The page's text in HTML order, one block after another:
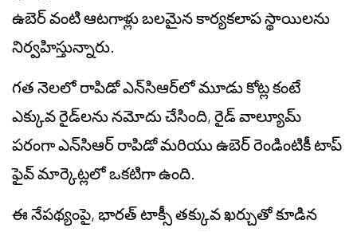
ఉబెర్ వంటి ఆటగాళ్లు బలమైన కార్యకలాప స్థాయిలను
నిర్వహిస్తున్నారు.
గత నెలలో రాపిడో ఎన్‌సిఆర్‌లో మూడు కోట్ల కంటే
ఎక్కువ రైడ్‌లను నమోదు చేసింది, రైడ్ వాల్యూమ్
పరంగా ఎన్‌సిఆర్ రాపిడో మరియు ఉబెర్ రెండింటికీ టాప్
ఫైవ్ మార్కెట్లలో ఒకటిగా ఉంది.
ఈ నేపథ్యంపై, భారత్ టాక్సీ తక్కువ ఖర్చుతో కూడిన